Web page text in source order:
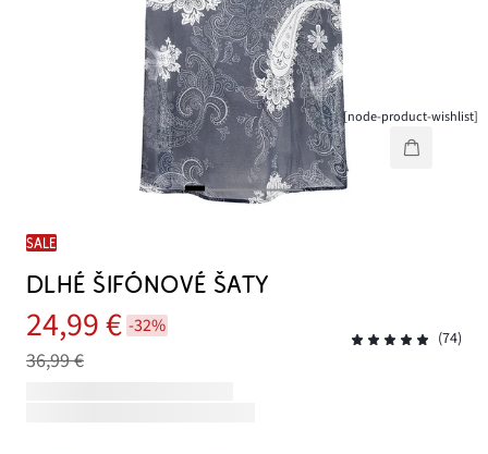
[node-product-wishlist]
SALE
DLHÉ ŠIFÓNOVÉ ŠATY
24,99 € -32%
36,99 €
(74)